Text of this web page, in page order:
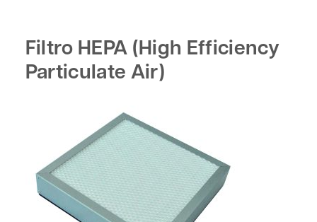
Filtro HEPA (High Efficiency
Particulate Air)